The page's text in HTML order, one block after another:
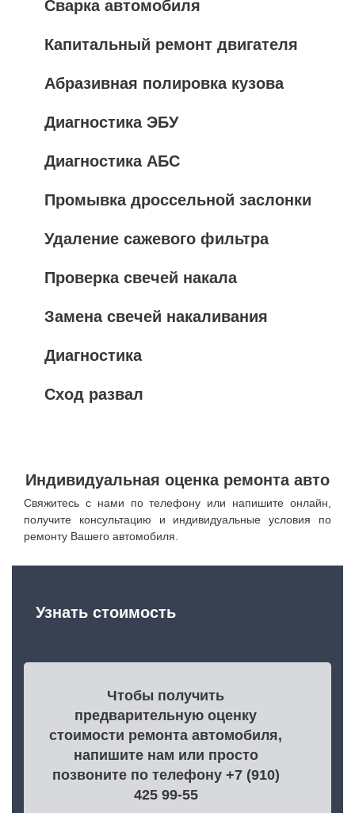
Сварка автомобиля
Капитальный ремонт двигателя
Абразивная полировка кузова
Диагностика ЭБУ
Диагностика АБС
Промывка дроссельной заслонки
Удаление сажевого фильтра
Проверка свечей накала
Замена свечей накаливания
Диагностика
Сход развал
Индивидуальная оценка ремонта авто
Свяжитесь с нами по телефону или напишите онлайн,
получите консультацию и индивидуальные условия по
ремонту Вашего автомобиля.
Узнать стоимость
Чтобы получить
предварительную оценку
стоимости ремонта автомобиля,
напишите нам или просто
позвоните по телефону +7 (910)
425 99-55